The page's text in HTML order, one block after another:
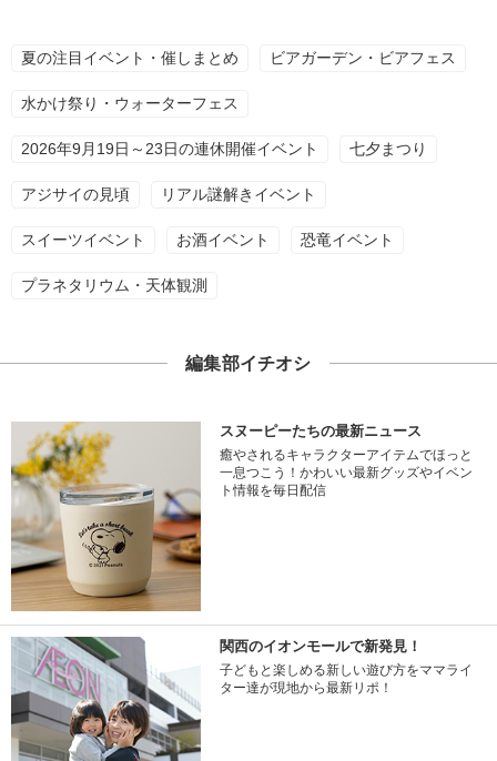
夏の注目イベント・催しまとめ ビアガーデン・ビアフェス
水かけ祭り・ウォーターフェス
2026年9月19日～23日の連休開催イベント 七夕まつり
アジサイの見頃 リアル謎解きイベント
スイーツイベント お酒イベント 恐竜イベント
プラネタリウム・天体観測
編集部イチオシ
スヌーピーたちの最新ニュース
癒やされるキャラクターアイテムでほっと
一息つこう！かわいい最新グッズやイベン
ト情報を毎日配信
関西のイオンモールで新発見！
子どもと楽しめる新しい遊び方をママライ
ター達が現地から最新リポ！